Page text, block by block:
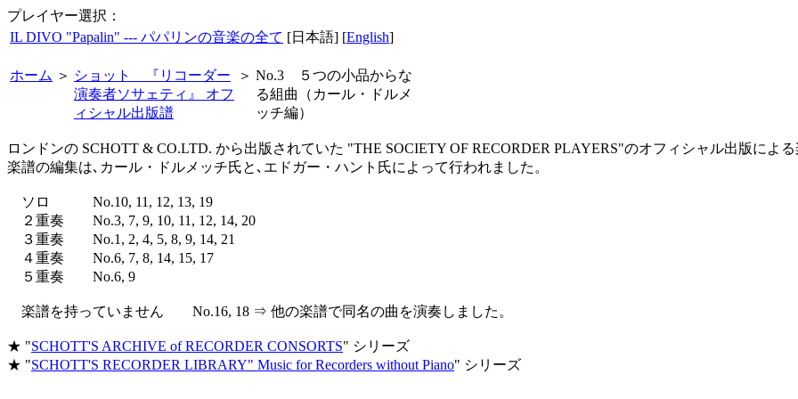
プレイヤー選択：
IL DIVO "Papalin" --- パパリンの音楽の全て [日本語] [English]
ホーム ＞ ショット 『リコーダー
演奏者ソサェティ』 オフ
ィシャル出版譜
＞ No.3 ５つの小品からな
る組曲（カール・ドルメ
ッチ編）
ロンドンの SCHOTT & CO.LTD. から出版されていた "THE SOCIETY OF RECORDER PLAYERS"のオフィシャル出版による
楽譜の編集は､カール・ドルメッチ氏と､エドガー・ハント氏によって行われました。
ソロ No.10, 11, 12, 13, 19
２重奏 No.3, 7, 9, 10, 11, 12, 14, 20
３重奏 No.1, 2, 4, 5, 8, 9, 14, 21
４重奏 No.6, 7, 8, 14, 15, 17
５重奏 No.6, 9
楽譜を持っていません No.16, 18 ⇒ 他の楽譜で同名の曲を演奏しました。
★ "SCHOTT'S ARCHIVE of RECORDER CONSORTS" シリーズ
★ "SCHOTT'S RECORDER LIBRARY" Music for Recorders without Piano" シリーズ